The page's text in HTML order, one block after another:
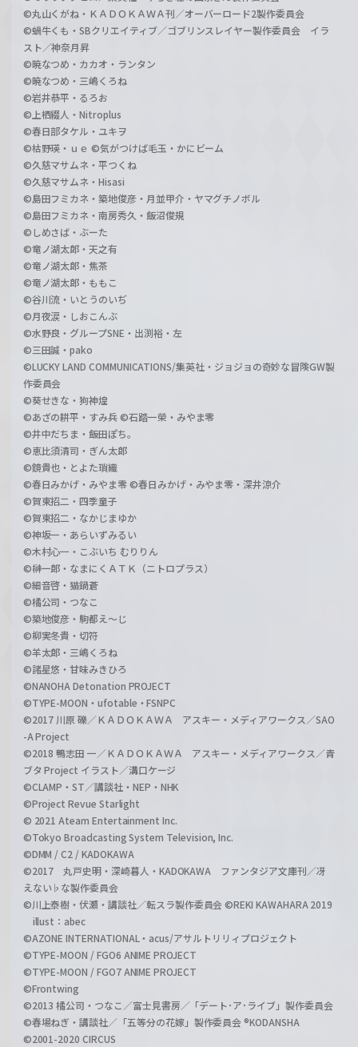
©丸山くがね・ＫＡＤＯＫＡＷＡ刊／オーバーロード2製作委員会
©蝸牛くも・SBクリエイティブ／ゴブリンスレイヤー製作委員会 イラ
スト／神奈月昇
©暁なつめ・カカオ・ランタン
©暁なつめ・三嶋くろね
©岩井恭平・るろお
©上栖綴人・Nitroplus
©春日部タケル・ユキヲ
©枯野瑛・ｕｅ ©気がつけば毛玉・かにビーム
©久慈マサムネ・平つくね
©久慈マサムネ・Hisasi
©島田フミカネ・築地俊彦・月並甲介・ヤマグチノボル
©島田フミカネ・南房秀久・飯沼俊規
©しめさば・ぶーた
©竜ノ湖太郎・天之有
©竜ノ湖太郎・焦茶
©竜ノ湖太郎・ももこ
©谷川流・いとうのいぢ
©月夜涙・しおこんぶ
©水野良・グループSNE・出渕裕・左
©三田誠・pako
©LUCKY LAND COMMUNICATIONS/集英社・ジョジョの奇妙な冒険GW製
作委員会
©葵せきな・狗神煌
©あざの耕平・すみ兵 ©石踏一榮・みやま零
©井中だちま・飯田ぽち。
©恵比須清司・ぎん太郎
©鏡貴也・とよた瑣織
©春日みかげ・みやま零 ©春日みかげ・みやま零・深井涼介
©賀東招二・四季童子
©賀東招二・なかじまゆか
©神坂一・あらいずみるい
©木村心一・こぶいち むりりん
©榊一郎・なまにくＡＴＫ（ニトロプラス）
©細音啓・猫鍋蒼
©橘公司・つなこ
©築地俊彦・駒都え～じ
©柳実冬貴・切符
©羊太郎・三嶋くろね
©諸星悠・甘味みきひろ
©NANOHA Detonation PROJECT
©TYPE-MOON・ufotable・FSNPC
©2017 川原 礫／ＫＡＤＯＫＡＷＡ アスキー・メディアワークス／SAO
-A Project
©2018 鴨志田 一／ＫＡＤＯＫＡＷＡ アスキー・メディアワークス／青
ブタ Project イラスト／溝口ケージ
©CLAMP・ST／講談社・NEP・NHK
©Project Revue Starlight
© 2021 Ateam Entertainment Inc.
©Tokyo Broadcasting System Television, Inc.
©DMM / C2 / KADOKAWA
©2017 丸戸史明・深崎暮人・KADOKAWA ファンタジア文庫刊／冴
えない♭な製作委員会
©川上泰樹・伏瀬・講談社／転スラ製作委員会 ©REKI KAWAHARA 2019
illust：abec
©AZONE INTERNATIONAL・acus/アサルトリリィプロジェクト
©TYPE-MOON / FGO6 ANIME PROJECT
©TYPE-MOON / FGO7 ANIME PROJECT
©Frontwing
©2013 橘公司・つなこ／富士見書房／「デート･ア･ライブ」製作委員会
©春場ねぎ・講談社／「五等分の花嫁」製作委員会 ®KODANSHA
©2001-2020 CIRCUS